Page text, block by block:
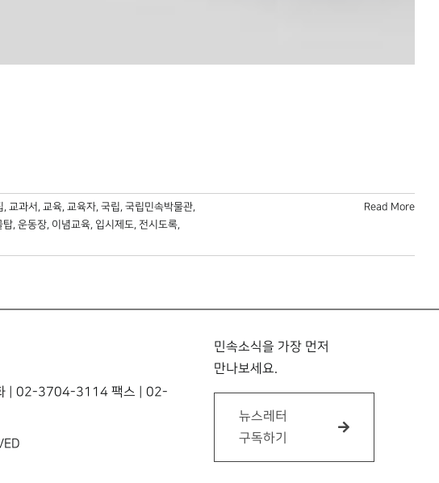
, 교과서 , 교육, 교육자, 국립, 국립민속박물관,
탑, 운동장, 이념교육, 입시제도, 전시도록,
Read More
| 02-3704-3114 팩스 | 02-
민속소식을 가장 먼저
만나보세요.
뉴스레터
구독하기